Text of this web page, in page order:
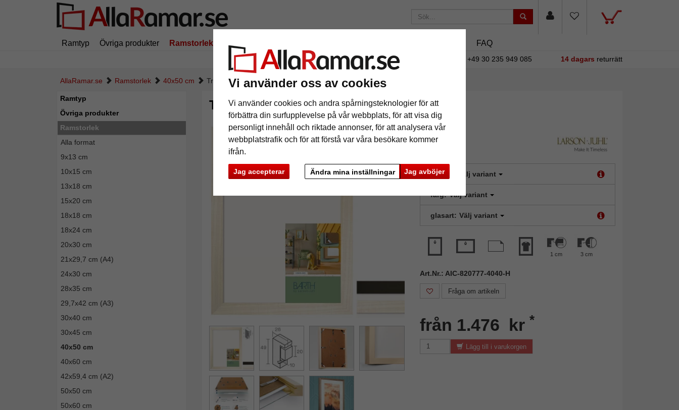
Vi använder oss av cookies
Vi använder cookies och andra spårningsteknologier för att
förbättra din surfupplevelse på vår webbplats, för att visa dig
personligt innehåll och riktade annonser, för att analysera vår
webbplatstrafik och för att förstå var våra besökare kommer
ifrån.
Jag accepterar Jag avböjer
Ändra mina inställningar
Ramtyp Övriga produkter Ramstorlek FAQ
195 kr i leveranskostnad.Oavsett hur mycket du beställer. +49 30 235 949 085 14 dagars returrätt
AllaRamar.se Ramstorlek 40x50 cm Trä-distans-växelram serie 820
Ramtyp
Övriga produkter
Ramstorlek
Alla format
9x13 cm
10x15 cm
13x18 cm
15x20 cm
18x18 cm
18x24 cm
20x30 cm
21x29,7 cm (A4)
24x30 cm
28x35 cm
29,7x42 cm (A3)
30x40 cm
30x45 cm
40x50 cm
40x60 cm
42x59,4 cm (A2)
50x50 cm
50x60 cm
Trä-distans-växelram serie 820
format: Välj variant
färg: Välj variant
glasart: Välj variant
1 cm 3 cm
Art.Nr.: AIC-820777-4040-H
Fråga om artikeln
från 1.476 kr *
Lägg till i varukorgen